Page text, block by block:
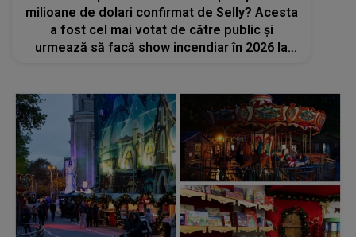
milioane de dolari confirmat de Selly? Acesta
a fost cel mai votat de către public și
urmează să facă show incendiar în 2026 la